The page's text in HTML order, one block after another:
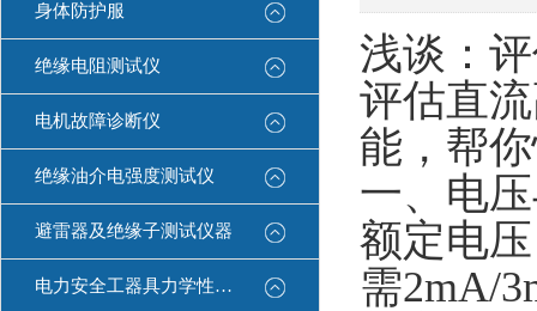
身体防护服
绝缘电阻测试仪
电机故障诊断仪
绝缘油介电强度测试仪
避雷器及绝缘子测试仪器
电力安全工器具力学性能试验机
浅谈：
评估直
能，帮
一、电
额定电
需2mA/